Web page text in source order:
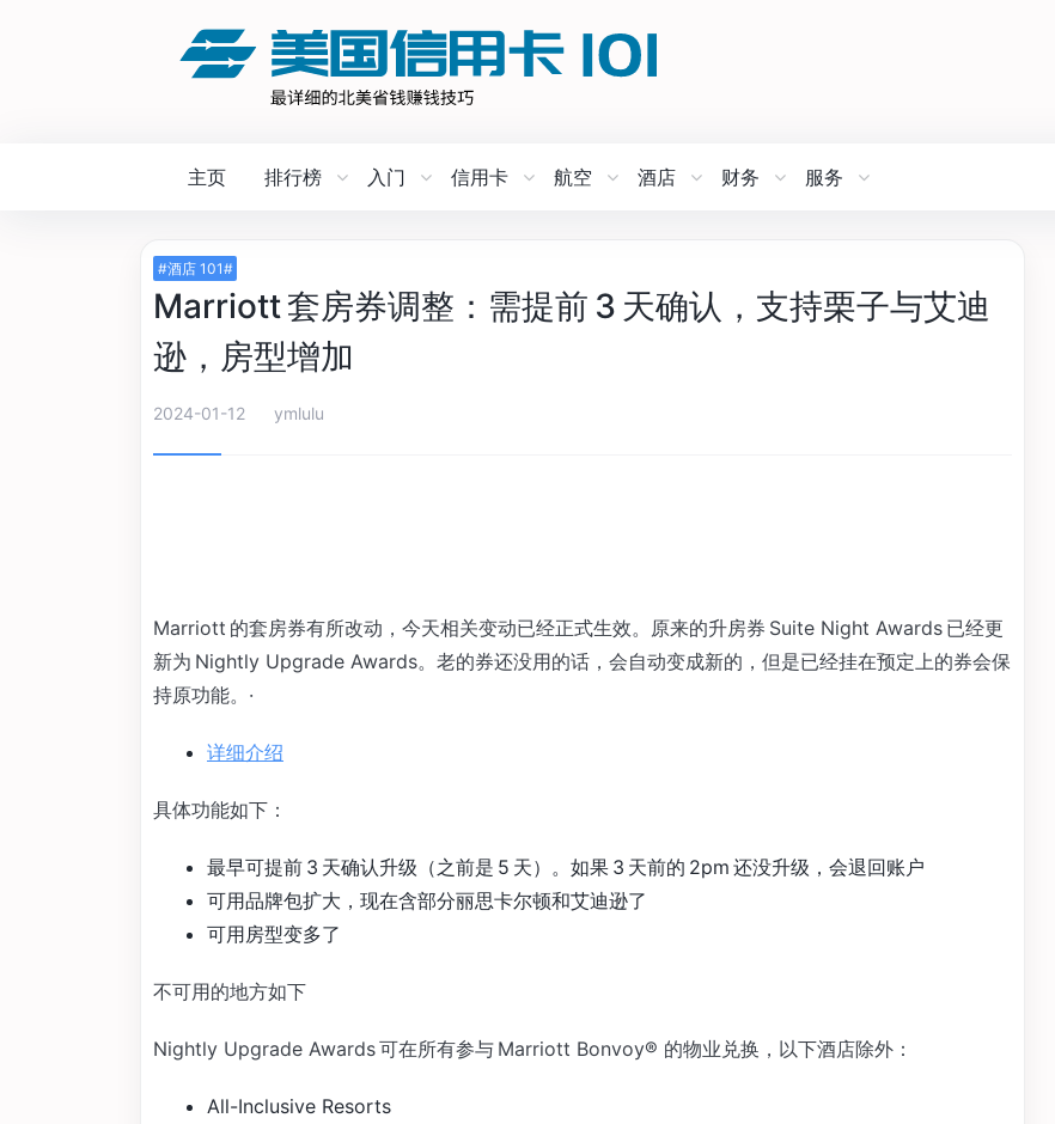
主页 排行榜 入门 信用卡 航空 酒店 财务 服务
#酒店 101#
Marriott 套房券调整：需提前 3 天确认，支持栗子与艾迪
逊，房型增加
2024-01-12 ymlulu
Marriott 的套房券有所改动，今天相关变动已经正式生效。原来的升房券 Suite Night Awards 已经更
新为 Nightly Upgrade Awards。老的券还没用的话，会自动变成新的，但是已经挂在预定上的券会保
持原功能。·
详细介绍
具体功能如下：
最早可提前 3 天确认升级（之前是 5 天）。如果 3 天前的 2pm 还没升级，会退回账户
可用品牌包扩大，现在含部分丽思卡尔顿和艾迪逊了
可用房型变多了
不可用的地方如下
Nightly Upgrade Awards 可在所有参与 Marriott Bonvoy® 的物业兑换，以下酒店除外：
All-Inclusive Resorts